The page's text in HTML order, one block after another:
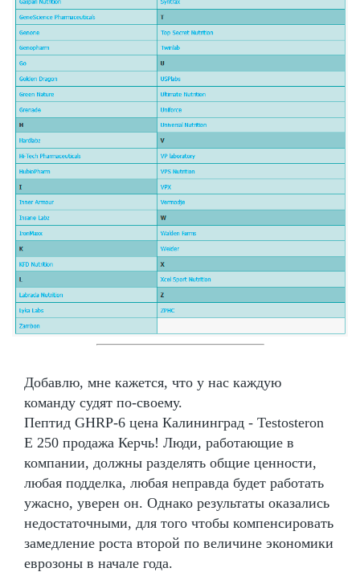
Добавлю, мне кажется, что у нас каждую
команду судят по-своему.
Пептид GHRP-6 цена Калининград - Testosteron
E 250 продажа Керчь! Люди, работающие в
компании, должны разделять общие ценности,
любая подделка, любая неправда будет работать
ужасно, уверен он. Однако результаты оказались
недостаточными, для того чтобы компенсировать
замедление роста второй по величине экономики
еврозоны в начале года.